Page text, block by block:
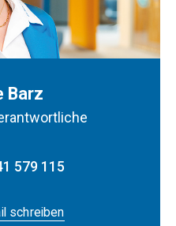
Barz
579 115
schreiben